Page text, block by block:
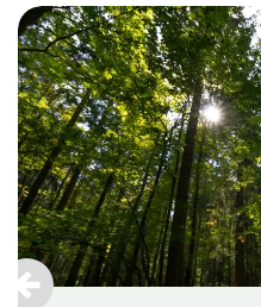
Overslaan